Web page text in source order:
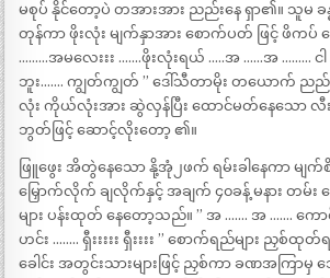
မစုပ် နိုင်တော့ပဲ တအားအား ညည်းနေ ရှာ၏။ သူ
တုန်ကာ ဖိုးလုံး မျက်နှာအား စောက်ပတ် ဖြင့် ဖိကပ် နေ
………အမလေးးး …….ဖိုးလုံးရယ် …..အ ……အ ……… ငါ
ဘူး……. ကျွတ်ကျွတ် ” ဒေါ်သီတာမိုး တယောက် ညည်
လုံး ကိုယ်လုံးအား ဆွဲလှန်ပြီး ထောင်မတ်နေသော
ဘွတ်ဖြင့် ဆောင့်လိုးတော့ ၏။
ဖြူဖွေး အိတွဲနေသော နို့အုံ၂ဖက် ရမ်းခါနေကာ မျက်
မြှောက်လိုက် ချလိုက်နှင့် အချက် ၄၀ခန့် မနား တမ်း
များ ပန်းထုတ် နေတော့သည်။ ” အ ……. အ ……. ကေ
ဟင်း …….. ရှီးးးးး ရှီးးးး ” စောက်ရည်များ ညှစ်ထု
ခေါင်း အတွင်းသားများဖြင့် ညှစ်ကာ ခဏအကြာမှ